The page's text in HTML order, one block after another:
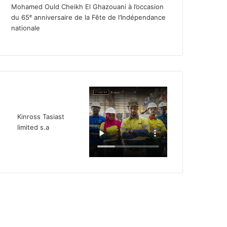
Mohamed Ould Cheikh El Ghazouani à l’occasion
du 65ᵉ anniversaire de la Fête de l’Indépendance
nationale
Kinross Tasiast
limited s.a